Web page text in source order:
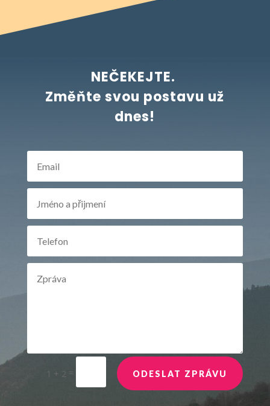
NEČEKEJTE.
Změňte svou postavu už
dnes!
1 + 2 = ODESLAT ZPRÁVU